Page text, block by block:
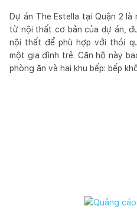
Dự án The Estella tại Quận 2
từ nội thất cơ bản của dự án,
nội thất để phù hợp với thói
một gia đình trẻ. Căn hộ này
phòng ăn và hai khu bếp: bếp